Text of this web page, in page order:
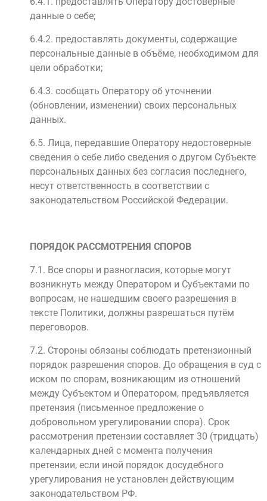
данные о себе;
6.4.2. предоставлять документы, содержащие
персональные данные в объёме, необходимом для
цели обработки;
6.4.3. сообщать Оператору об уточнении
(обновлении, изменении) своих персональных
данных.
6.5. Лица, передавшие Оператору недостоверные
сведения о себе либо сведения о другом Субъекте
персональных данных без согласия последнего,
несут ответственность в соответствии с
законодательством Российской Федерации.
ПОРЯДОК РАССМОТРЕНИЯ СПОРОВ
7.1. Все споры и разногласия, которые могут
возникнуть между Оператором и Субъектами по
вопросам, не нашедшим своего разрешения в
тексте Политики, должны разрешаться путём
переговоров.
7.2. Стороны обязаны соблюдать претензионный
порядок разрешения споров. До обращения в суд с
иском по спорам, возникающим из отношений
между Субъектом и Оператором, предъявляется
претензия (письменное предложение о
добровольном урегулировании спора). Срок
рассмотрения претензии составляет 30 (тридцать)
календарных дней с момента получения
претензии, если иной порядок досудебного
урегулирования не установлен действующим
законодательством РФ.